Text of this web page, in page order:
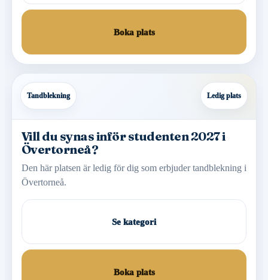
Boka plats
Tandblekning Ledig plats
Vill du synas inför studenten 2027 i
Övertorneå?
Den här platsen är ledig för dig som erbjuder tandblekning i
Övertorneå.
Se kategori
Boka plats